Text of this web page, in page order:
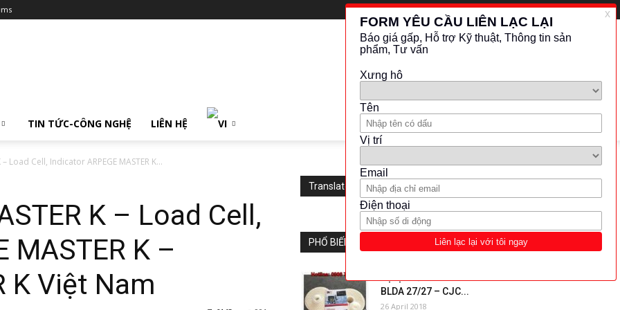
TIN TỨC-CÔNG NGHỆ LIÊN HỆ
– Load Cell, Indicator ARPEGE MASTER K...
K – Load Cell,
MASTER K –
K Việt Nam
Translate this website
PHỔ BIẾN
BLDA 27/27 – CJC...
26 April 2018